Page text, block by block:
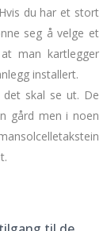
Hvis du har et stort
seg å velge et
man kartlegger
installert.
skal se ut. De
gård men i noen
solcelletakstein